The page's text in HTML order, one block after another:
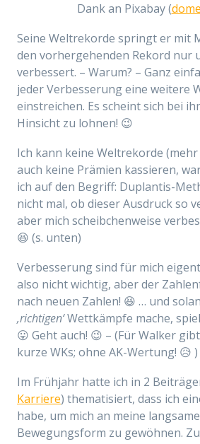
Dank an Pixabay (
Seine Weltrekorde springt er mit
den vorhergehenden Rekord nur
verbessert. – Warum? – Ganz
jeder Verbesserung eine weitere
einstreichen. Es scheint sich bei
Hinsicht zu lohnen! 😉
Ich kann keine Weltrekorde
auch keine Prämien kassieren,
ich auf den Begriff: Duplantis-
nicht mal, ob dieser Ausdruck so
aber mich scheibchenweise
😆 (s. unten)
Verbesserung sind für mich
also nicht wichtig, aber der
nach neuen Zahlen! 😆 … und
‚richtigen‘Wettkämpfe mache,
😛 Geht auch! 😉 – (Für Walker
kurze WKs; ohne AK-Wertung! 😥 )
Im Frühjahr hatte ich in 2
Karriere) thematisiert, dass ich
habe, um mich an meine
Bewegungsform zu gewöhnen.